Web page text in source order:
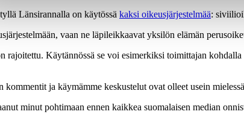
Länsirannalla on käytössä kaksi oikeusjärjestelmää:
vaan ne läpileikkaavat yksilön elämän
Käytännössä se voi esimerkiksi toimittajan
ja käymämme keskustelut ovat olleet usein
minut pohtimaan ennen kaikkea suomalaisen median